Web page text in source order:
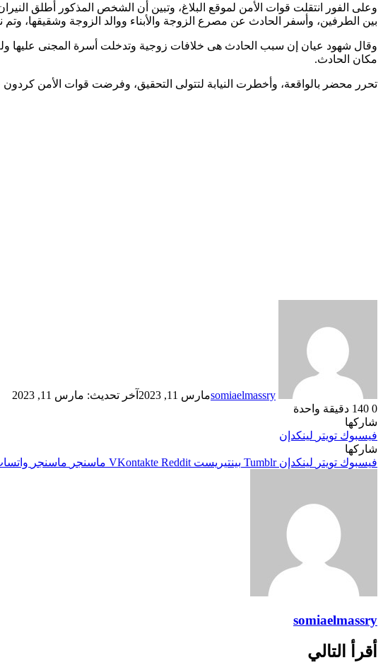
وعلى الفور انتقلت قوات الأمن لموقع البلاغ، وتبين أن الشخص المذكور أطلق
بين الطرفين، وأسفر الحادث عن مصرع الزوجة والأبناء ووالد الزوجة وشقيقها،
مكان الحادث.
تحرر محضر بالواقعة، وأخطرت النيابة لتتولى التحقيق، وفرضت قوات الأمن
somiaelmassryمارس 11, 2023
آخر تحديث: مارس 11, 2023
0
دقيقة واحدة
شاركها
فيسبوك تويتر لينكدإن
شاركها
فيسبوك تويتر لينكدإن بينتيريست ماسنجر ماسنجر
somiaelmassry
أقرأ التالي